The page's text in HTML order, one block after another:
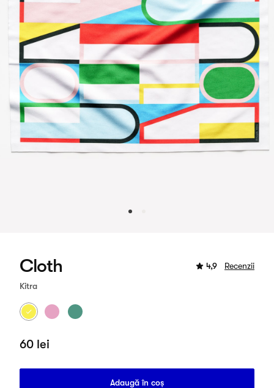
Cloth 4,9 Recenzii
Kitra
60 lei
Adaugă în coș